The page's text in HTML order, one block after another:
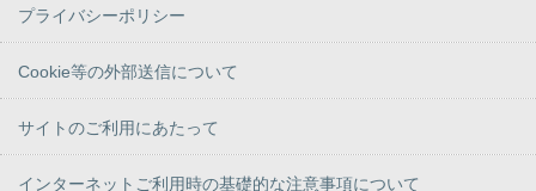
プライバシーポリシー
Cookie等の外部送信について
サイトのご利用にあたって
インターネットご利用時の基礎的な注意事項について